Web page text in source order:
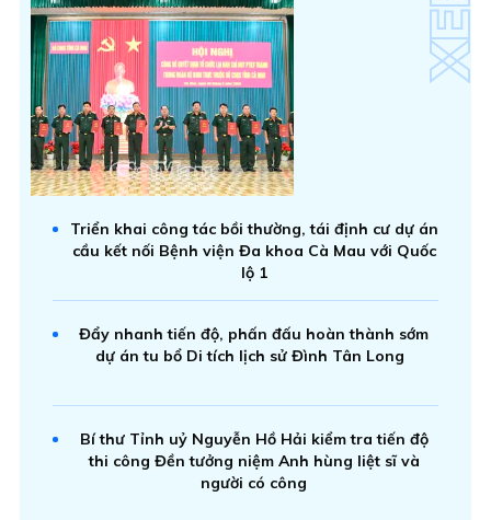
Triển khai công tác bồi thường, tái định cư dự án
cầu kết nối Bệnh viện Đa khoa Cà Mau với Quốc
lộ 1
Đẩy nhanh tiến độ, phấn đấu hoàn thành sớm
dự án tu bổ Di tích lịch sử Đình Tân Long
Bí thư Tỉnh uỷ Nguyễn Hồ Hải kiểm tra tiến độ
thi công Đền tưởng niệm Anh hùng liệt sĩ và
người có công